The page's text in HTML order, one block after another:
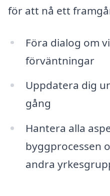
för att nå ett
Föra dialog om
förväntningar
Uppdatera dig
gång
Hantera alla
byggprocessen
andra